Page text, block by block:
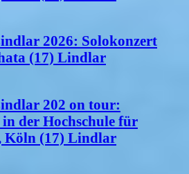
2026: Solokonzert
(17) Lindlar
202 on tour:
der Hochschule für
Köln (17) Lindlar